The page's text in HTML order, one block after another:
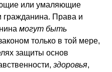
или умаляющие
гражданина. Права и
могут быть
только в той мере,
защиты основ
здоровья,